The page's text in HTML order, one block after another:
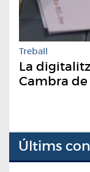
Treball
La
Cambra
Últims